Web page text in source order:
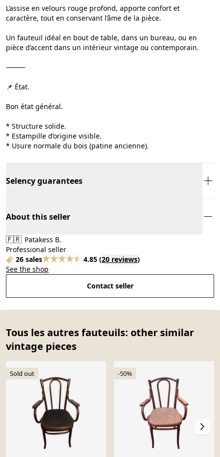
L’assise en velours rouge profond, apporte confort et
caractère, tout en conservant l’âme de la pièce.
Un fauteuil idéal en bout de table, dans un bureau, ou en
pièce d’accent dans un intérieur vintage ou contemporain.
⸻
📌 État.
Bon état général.
* Structure solide.
* Estampille d’origine visible.
* Usure normale du bois (patine ancienne).
Selency guarantees
About this seller
🇫🇷 Patakess B.
Professional seller
26 sales
4.85 (20 reviews)
See the shop
Contact seller
Tous les autres fauteuils: other similar
vintage pieces
Sold out -50%